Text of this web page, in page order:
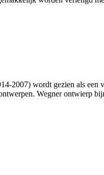
2007) wordt gezien als
Wegner ontwierp